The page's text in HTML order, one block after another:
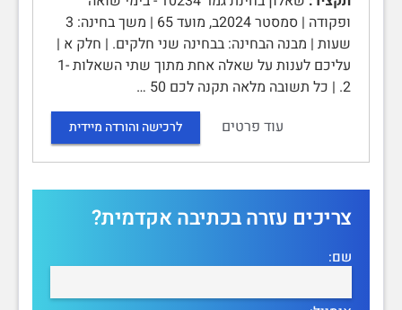
ופקודה | סמסטר 2024ב, מועד 65 | משך בחינה: 3
שעות | מבנה הבחינה: בבחינה שני חלקים. | חלק א |
עליכם לענות על שאלה אחת מתוך שתי השאלות 1-
2. | כל תשובה מלאה תקנה לכם 50 …
עוד פרטים
לרכישה והורדה מיידית
צריכים עזרה בכתיבה אקדמית?
שם: